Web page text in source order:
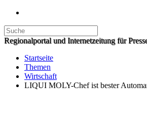
Regionalportal und Internetzeitung für
Startseite
Themen
Wirtschaft
LIQUI MOLY-Chef ist bester